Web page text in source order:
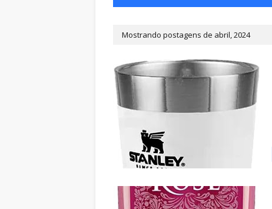
Mostrando postagens de abril, 2024